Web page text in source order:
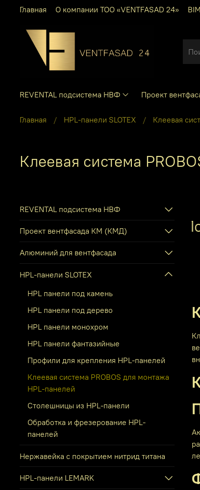
Главная О компании ТОО «VENTFASAD 24»
REVENTAL подсистема НВФ Проект
Главная HPL-панели SLOTEX Клеевая
Клеевая система
REVENTAL подсистема НВФ
Проект вентфасада КМ (КМД)
Алюминий для вентфасада
HPL-панели SLOTEX
HPL панели под камень
HPL панели под дерево
HPL панели монохром
HPL панели фантазийные
Профили для крепления HPL-панелей
Клеевая система PROBOS для монтажа
HPL-панелей
Столешницы из HPL-панели
Обработка и фрезерование HPL-
панелей
Нержавейка с покрытием нитрид титана
HPL-панели LEMARK